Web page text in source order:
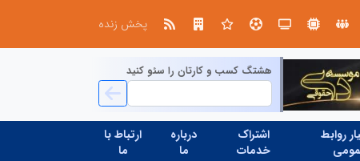
حسینی
پخش زنده
هشتگ کسب و کارتان را سئو کنید
روابط
اشتراک
خدمات
درباره
ما
ارتباط با
ما